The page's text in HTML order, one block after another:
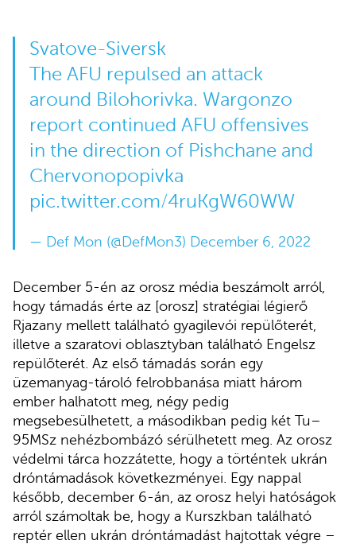
Svatove-Siversk
The AFU repulsed an attack
around Bilohorivka. Wargonzo
report continued AFU offensives
in the direction of Pishchane and
Chervonopopivka
pic.twitter.com/4ruKgW60WW
— Def Mon (@DefMon3) December 6, 2022
December 5-én az orosz média beszámolt arról,
hogy támadás érte az [orosz] stratégiai légierő
Rjazany mellett található gyagilevói repülőterét,
illetve a szaratovi oblasztyban található Engelsz
repülőterét. Az első támadás során egy
üzemanyag-tároló felrobbanása miatt három
ember halhatott meg, négy pedig
megsebesülhetett, a másodikban pedig két Tu–
95MSz nehézbombázó sérülhetett meg. Az orosz
védelmi tárca hozzátette, hogy a történtek ukrán
dróntámadások következményei. Egy nappal
később, december 6-án, az orosz helyi hatóságok
arról számoltak be, hogy a Kurszkban található
reptér ellen ukrán dróntámadást hajtottak végre –